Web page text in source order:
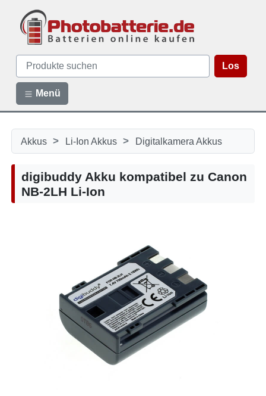
Los
Menü
Akkus > Li-Ion Akkus > Digitalkamera Akkus
digibuddy Akku kompatibel zu Canon
NB-2LH Li-Ion